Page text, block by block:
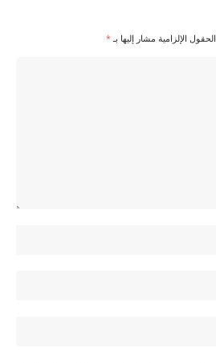
الحقول الإلزامية مشار إليها بـ *